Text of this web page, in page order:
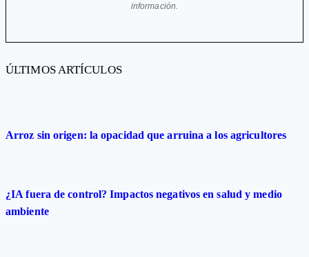
información.
ÚLTIMOS ARTÍCULOS
Arroz sin origen: la opacidad que arruina a los agricultores
¿IA fuera de control? Impactos negativos en salud y medio
ambiente